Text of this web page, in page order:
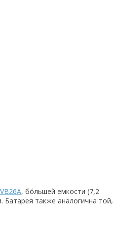
VB26A, бо́льшей емкости (7,2
также аналогична той,